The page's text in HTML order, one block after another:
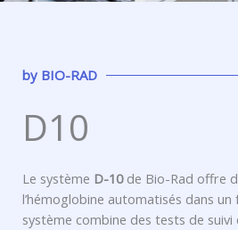
by BIO-RAD
D10
Le système D-10de Bio-Rad offre
l’hémoglobine automatisés dans
système combine des tests de